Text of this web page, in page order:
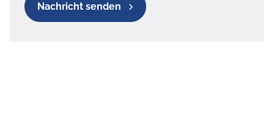
Nachricht senden